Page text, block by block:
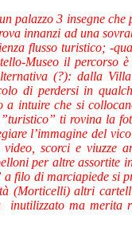
palazzo 3 insegne
innanzi ad una
flusso turistico; -
Museo il percorso
(?): dalla
di perdersi in
intuire che si
ti rovina la
l’immagine del
scorci e
per altre assortite
filo di marciapiede si
(Morticelli) altri
ma merita